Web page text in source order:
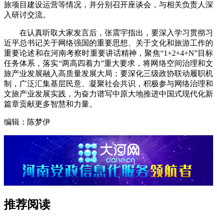
旅项目建设运营等情况，并分别召开座谈会，与相关负责人深
入研讨交流。
在认真听取大家发言后，张震宇指出，要深入学习贯彻习
近平总书记关于网络强国的重要思想、关于文化和旅游工作的
重要论述和在河南考察时重要讲话精神，聚焦“1+2+4+N”目标
任务体系，落实“两高四着力”重大要求，将网络空间治理和文
旅产业发展融入高质量发展大局；要深化三级政协联动履职机
制，广泛汇集基层民意、凝聚社会共识，积极参与网络治理和
文旅产业发展实践，为奋力谱写中原大地推进中国式现代化新
篇章贡献更多智慧和力量。
编辑：陈梦伊
推荐阅读